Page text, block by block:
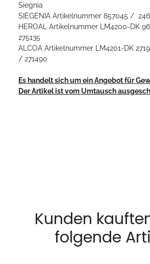
Siegnia
SIEGENIA Artikelnummer 857045 /
HEROAL Artikelnummer LM4200-DK
275135
ALCOA Artikelnummer LM4201-DK
/ 271490
Es handelt sich um ein Angebot für
Der Artikel ist vom Umtausch
Kunden
folgende